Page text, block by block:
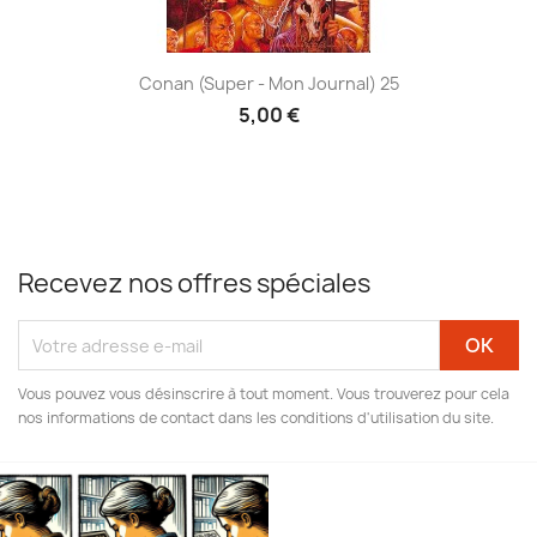
Conan (Super - Mon Journal) 25
5,00 €
Recevez nos offres spéciales
Vous pouvez vous désinscrire à tout moment. Vous trouverez pour cela
nos informations de contact dans les conditions d'utilisation du site.